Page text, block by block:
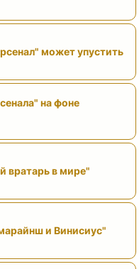
может упустить
на фоне
вратарь в мире"
и Винисиус"